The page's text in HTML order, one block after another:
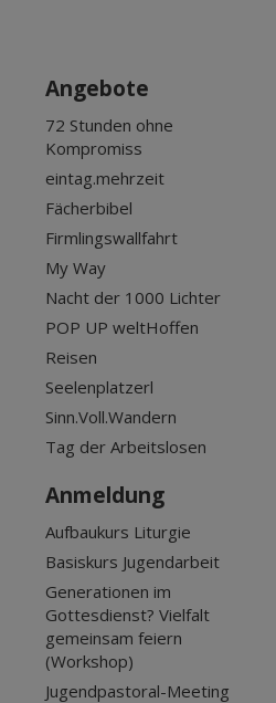
Angebote
72 Stunden ohne
Kompromiss
eintag.mehrzeit
Fächerbibel
Firmlingswallfahrt
My Way
Nacht der 1000 Lichter
POP UP weltHoffen
Reisen
Seelenplatzerl
Sinn.Voll.Wandern
Tag der Arbeitslosen
Anmeldung
Aufbaukurs Liturgie
Basiskurs Jugendarbeit
Generationen im
Gottesdienst? Vielfalt
gemeinsam feiern
(Workshop)
Jugendpastoral-Meeting